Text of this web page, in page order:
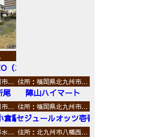
（エーゼットオー）
市…
尾
住所：福岡県北九州市…
陣山ハイマート
市…
倉駅前
住所：福岡県北九州市…
セジュールオッツ壱番館
水… 住所：北九州市八幡西…